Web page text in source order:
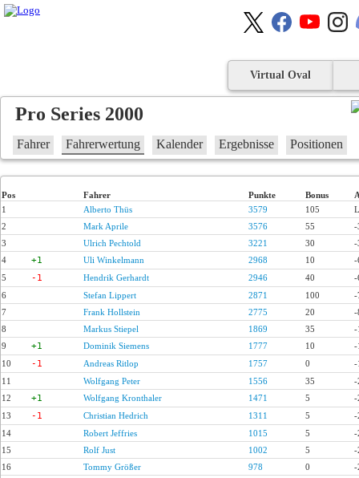
Virtual Oval
Pro Series 2000
Fahrer Fahrerwertung Kalender Ergebnisse Positionen
Pos Fahrer Punkte Bonus
1
Alberto Thüs 3579 105
2
Mark Aprile 3576 55
-
3
Ulrich Pechtold 3221 30
-
4
+1 Uli Winkelmann 2968 10
-
5
-1 Hendrik Gerhardt 2946 40
-
6
Stefan Lippert 2871 100
-
7
Frank Hollstein 2775 20
-
8
Markus Stiepel 1869 35
-
9
+1 Dominik Siemens 1777 10
-
10
-1 Andreas Ritlop 1757 0
-
11
Wolfgang Peter 1556 35
-
12
+1 Wolfgang Kronthaler 1471 5
-
13
-1 Christian Hedrich 1311 5
-
14
Robert Jeffries 1015 5
-
15
Rolf Just 1002 5
-
16
Tommy Größer 978 0
-